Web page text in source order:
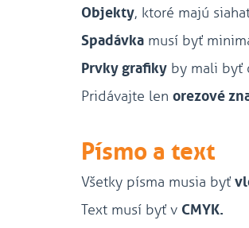
Objekty, ktoré majú
Spadávka musí byť
Prvky grafiky by mali byť
Pridávajte len orezové
Písmo a text
Všetky písma musia byť
Text musí byť v CMYK.